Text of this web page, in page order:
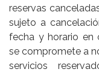
reservas
sujeto a
fecha y horario en
se compromete a
servicios